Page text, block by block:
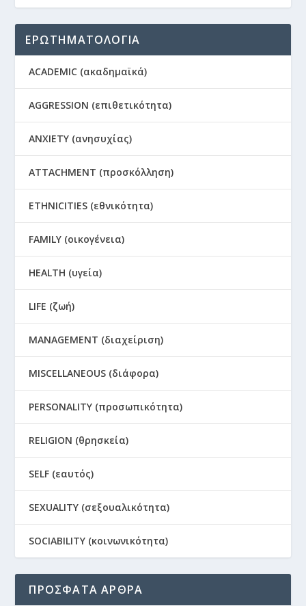
ΕΡΩΤΗΜΑΤΟΛΟΓΙΑ
ACADEMIC (ακαδημαϊκά)
AGGRESSION (επιθετικότητα)
ANXIETY (ανησυχίας)
ATTACHMENT (προσκόλληση)
ETHNICITIES (εθνικότητα)
FAMILY (οικογένεια)
HEALTH (υγεία)
LIFE (ζωή)
MANAGEMENT (διαχείριση)
MISCELLANEOUS (διάφορα)
PERSONALITY (προσωπικότητα)
RELIGION (θρησκεία)
SELF (εαυτός)
SEXUALITY (σεξουαλικότητα)
SOCIABILITY (κοινωνικότητα)
ΠΡΟΣΦΑΤΑ ΑΡΘΡΑ